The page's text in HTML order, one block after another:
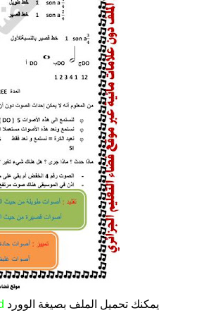
يمكنك تحميل الملف بصيغة الوورد